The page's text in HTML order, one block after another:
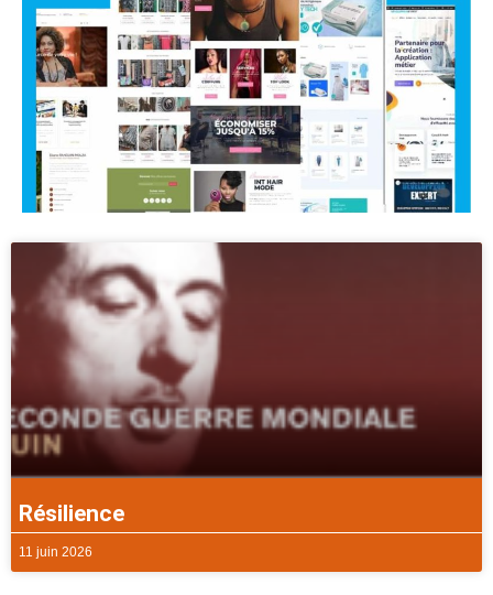
Résilience
11 juin 2026